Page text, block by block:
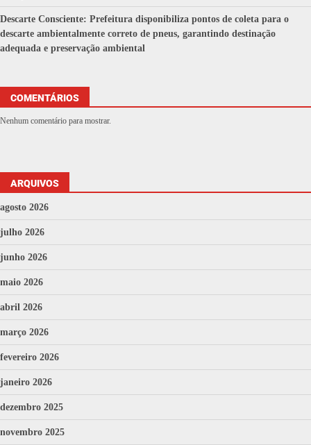
Descarte Consciente: Prefeitura disponibiliza pontos de coleta para o
descarte ambientalmente correto de pneus, garantindo destinação
adequada e preservação ambiental
COMENTÁRIOS
Nenhum comentário para mostrar.
ARQUIVOS
agosto 2026
julho 2026
junho 2026
maio 2026
abril 2026
março 2026
fevereiro 2026
janeiro 2026
dezembro 2025
novembro 2025